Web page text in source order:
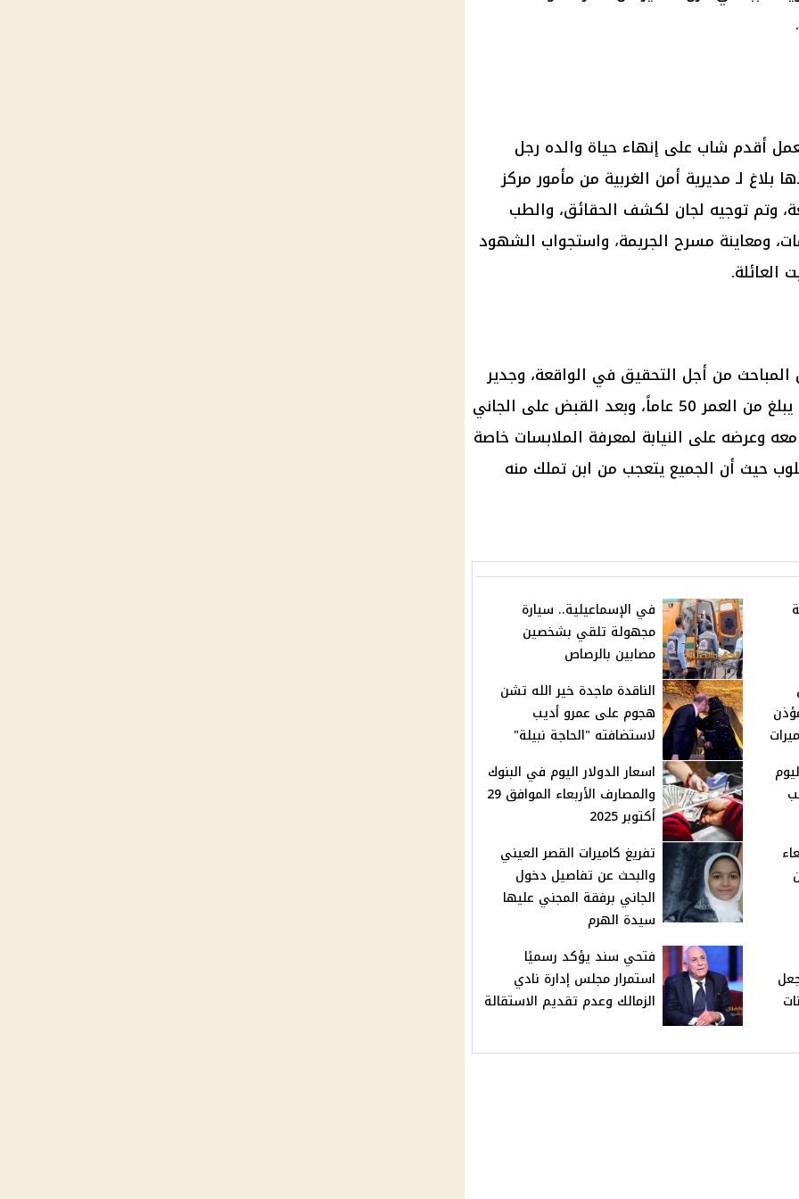
أقدم شاب على إنهاء حياة والده رجل
بلاغ لـ مديرية أمن الغربية من مأمور مركز
وتم توجيه لجان لكشف الحقائق، والطب
ومعاينة مسرح الجريمة، واستجواب الشهود
من أجل التحقيق في الواقعة، وجدير
يدعى يسري يبلغ من العمر 50 عاماً، وبعد القبض على الجاني
معه وعرضه على النيابة لمعرفة الملابسات خاصة
حيث أن الجميع يتعجب من ابن تملك منه
في الإسماعيلية.. سيارة
مجهولة تلقي بشخصين
مصابين بالرصاص
الناقدة ماجدة خير الله تشن
هجوم على عمرو أديب
لاستضافته "الحاجة نبيلة"
اسعار الدولار اليوم في البنوك
والمصارف الأربعاء الموافق 29
أكتوبر 2025
تفريغ كاميرات القصر العيني
والبحث عن تفاصيل دخول
الجاني برفقة المجني عليها
سيدة الهرم
فتحي سند يؤكد رسميًا
استمرار مجلس إدارة نادي
الزمالك وعدم تقديم الاستقالة